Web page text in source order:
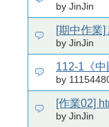
by JinJin
[期中作業
by JinJin
112-1《
by
[作業02]
by JinJin